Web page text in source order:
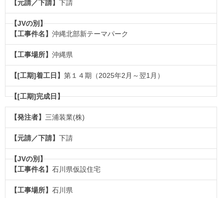
下請
沖縄北部新テーマパーク
沖縄県
第１４期（2025年2月～翌1月）
三浦装業(株)
下請
石川県仮設住宅
石川県